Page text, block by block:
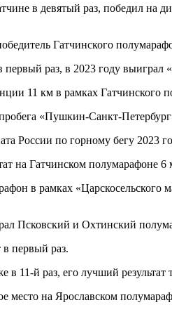
в девятый раз, победил на
Гатчинского
раз, в 2023 году
11 км в рамках Гатчинского
«Пушкин-Санкт-
России по горному бегу 2023
на Гатчинском полумарафоне 6
в рамках
Псковский и Охтинский
первый раз.
11-й раз, его лучший результат
на Ярославском